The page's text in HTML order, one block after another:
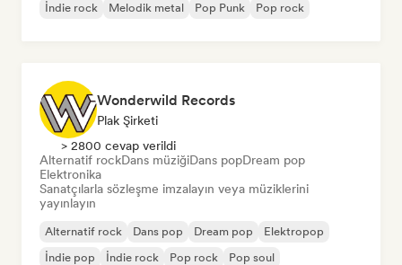
İndie rock
Melodik metal Pop Punk Pop rock
Wonderwild Records
Plak Şirketi
> 2800 cevap verildi
Alternatif rockDans müziğiDans popDream pop
Elektronika
Sanatçılarla sözleşme imzalayın veya müziklerini
yayınlayın
Alternatif rock Dans pop Dream pop
Elektropop
İndie pop
İndie rock Pop rock Pop soul